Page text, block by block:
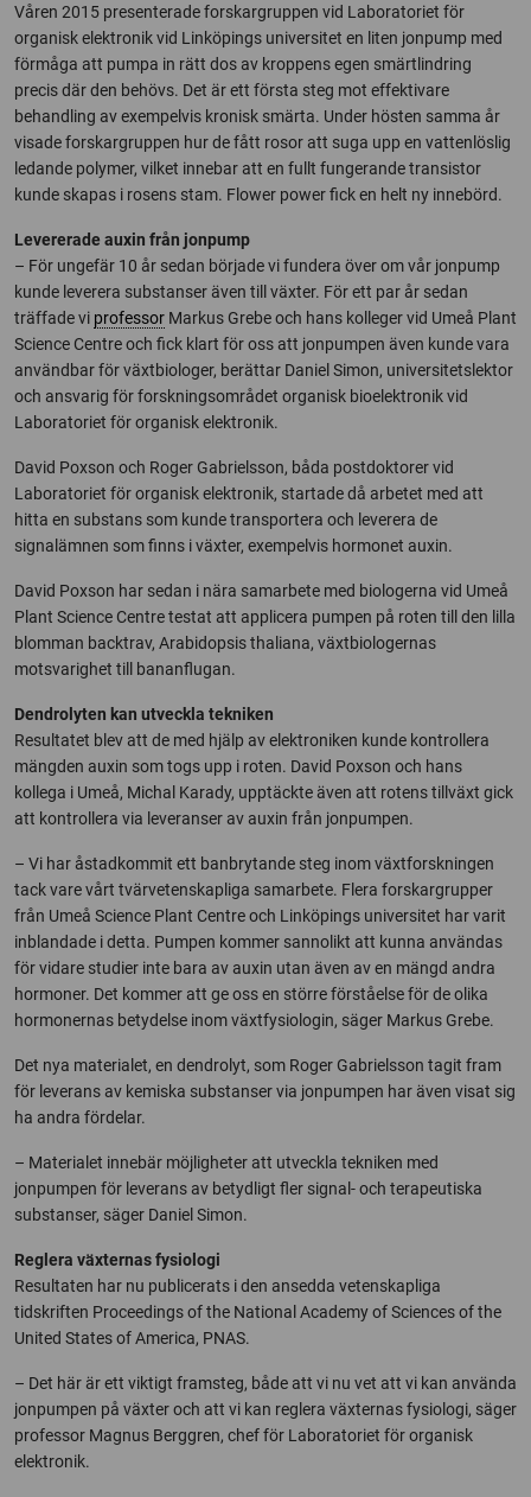
Våren 2015 presenterade forskargruppen vid Laboratoriet för
organisk elektronik vid Linköpings universitet en liten jonpump med
förmåga att pumpa in rätt dos av kroppens egen smärtlindring
precis där den behövs. Det är ett första steg mot effektivare
behandling av exempelvis kronisk smärta. Under hösten samma år
visade forskargruppen hur de fått rosor att suga upp en vattenlöslig
ledande polymer, vilket innebar att en fullt fungerande transistor
kunde skapas i rosens stam. Flower power fick en helt ny innebörd.
Levererade auxin från jonpump
– För ungefär 10 år sedan började vi fundera över om vår jonpump
kunde leverera substanser även till växter. För ett par år sedan
träffade vi professor Markus Grebe och hans kolleger vid Umeå Plant
Science Centre och fick klart för oss att jonpumpen även kunde vara
användbar för växtbiologer, berättar Daniel Simon, universitetslektor
och ansvarig för forskningsområdet organisk bioelektronik vid
Laboratoriet för organisk elektronik.
David Poxson och Roger Gabrielsson, båda postdoktorer vid
Laboratoriet för organisk elektronik, startade då arbetet med att
hitta en substans som kunde transportera och leverera de
signalämnen som finns i växter, exempelvis hormonet auxin.
David Poxson har sedan i nära samarbete med biologerna vid Umeå
Plant Science Centre testat att applicera pumpen på roten till den lilla
blomman backtrav, Arabidopsis thaliana, växtbiologernas
motsvarighet till bananflugan.
Dendrolyten kan utveckla tekniken
Resultatet blev att de med hjälp av elektroniken kunde kontrollera
mängden auxin som togs upp i roten. David Poxson och hans
kollega i Umeå, Michal Karady, upptäckte även att rotens tillväxt gick
att kontrollera via leveranser av auxin från jonpumpen.
– Vi har åstadkommit ett banbrytande steg inom växtforskningen
tack vare vårt tvärvetenskapliga samarbete. Flera forskargrupper
från Umeå Science Plant Centre och Linköpings universitet har varit
inblandade i detta. Pumpen kommer sannolikt att kunna användas
för vidare studier inte bara av auxin utan även av en mängd andra
hormoner. Det kommer att ge oss en större förståelse för de olika
hormonernas betydelse inom växtfysiologin, säger Markus Grebe.
Det nya materialet, en dendrolyt, som Roger Gabrielsson tagit fram
för leverans av kemiska substanser via jonpumpen har även visat sig
ha andra fördelar.
– Materialet innebär möjligheter att utveckla tekniken med
jonpumpen för leverans av betydligt fler signal- och terapeutiska
substanser, säger Daniel Simon.
Reglera växternas fysiologi
Resultaten har nu publicerats i den ansedda vetenskapliga
tidskriften Proceedings of the National Academy of Sciences of the
United States of America, PNAS.
– Det här är ett viktigt framsteg, både att vi nu vet att vi kan använda
jonpumpen på växter och att vi kan reglera växternas fysiologi, säger
professor Magnus Berggren, chef för Laboratoriet för organisk
elektronik.